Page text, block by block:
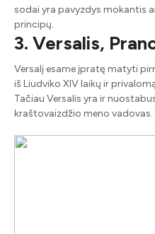
sodai yra pavyzdys mokantis
principų.
3. Versalis,
Versalį esame įpratę matyti
iš Liudviko XIV laikų ir
Tačiau Versalis yra ir
kraštovaizdžio meno vadovas.